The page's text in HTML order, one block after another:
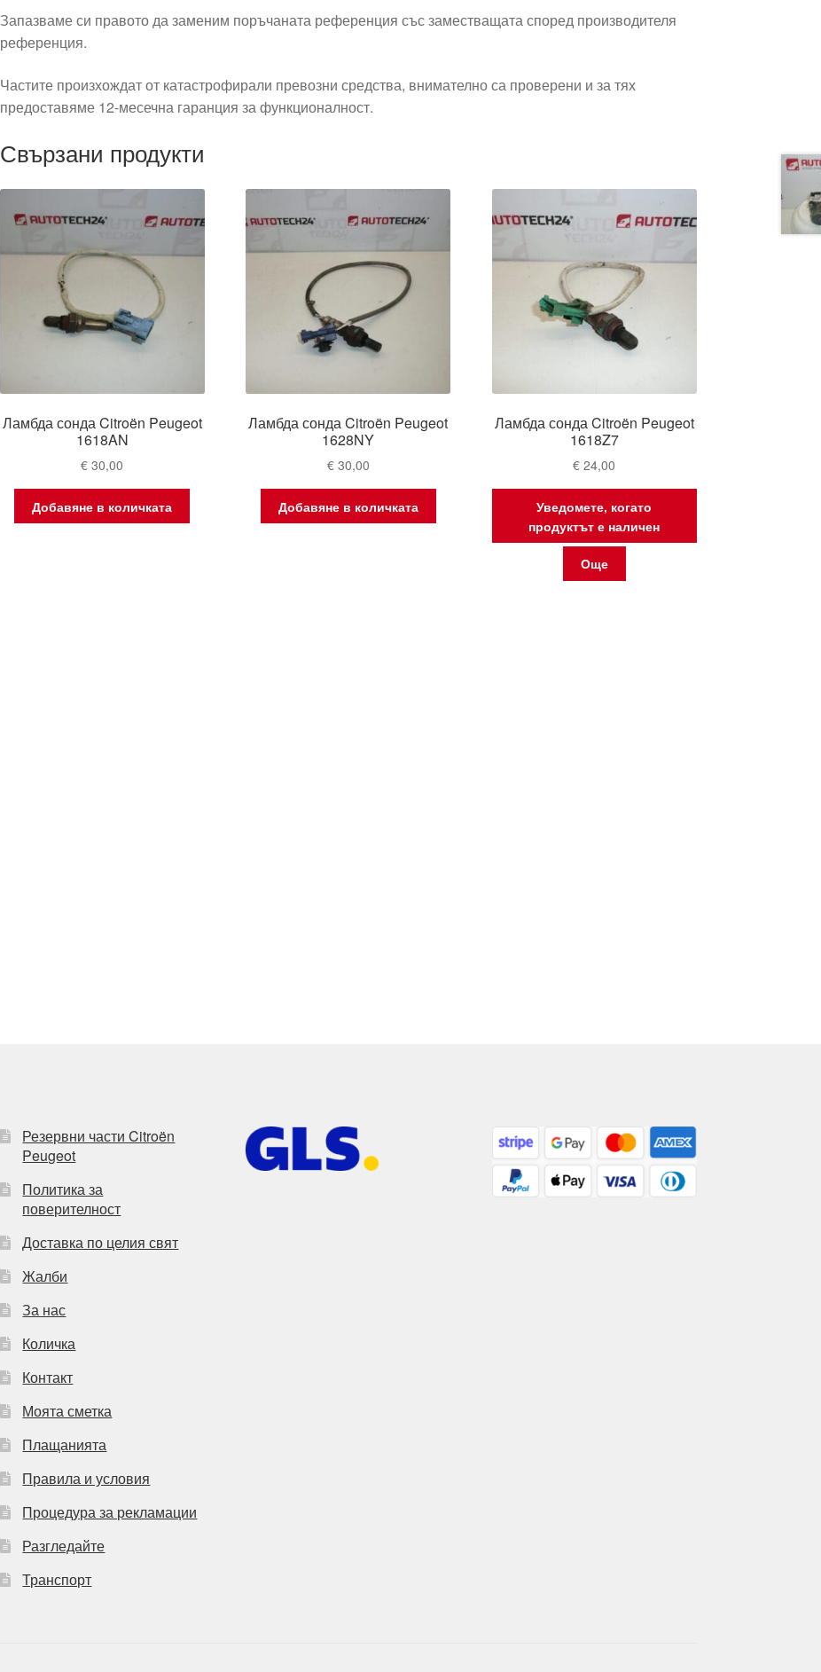
Запазваме си правото да заменим поръчаната референция със заместващата според производителя
референция.
Частите произхождат от катастрофирали превозни средства, внимателно са проверени и за тях
предоставяме 12-месечна гаранция за функционалност.
Свързани продукти
Ламбда сонда Citroën Peugeot
1618AN
€ 30,00
Добавяне в количката
Ламбда сонда Citroën Peugeot
1628NY
€30,00
Добавяне в количката
Ламбда сонда Citroën Peugeot
1618Z7
€ 24,00
Уведомете, когато
продуктът е наличен
Още
Резервни части Citroën
Peugeot
Политика за
поверителност
Доставка по целия свят
Жалби
За нас
Количка
Контакт
Моята сметка
Плащанията
Правила и условия
Процедура за рекламации
Разгледайте
Транспорт